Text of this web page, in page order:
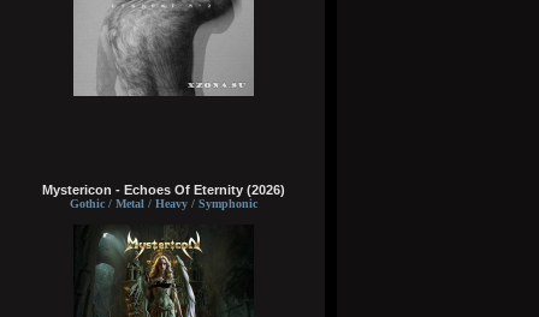
Mystericon - Echoes Of Eternity (2026)
Gothic / Metal / Heavy / Symphonic